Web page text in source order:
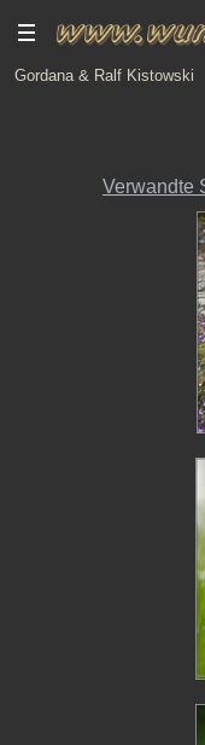
Gordana & Ralf Kistowski
Verwandte